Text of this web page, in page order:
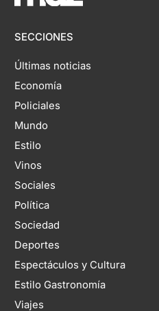
SECCIONES
Últimas noticias
Economía
Policiales
Mundo
Estilo
Vinos
Sociales
Política
Sociedad
Deportes
Espectáculos y Cultura
Estilo Gastronomía
Viajes